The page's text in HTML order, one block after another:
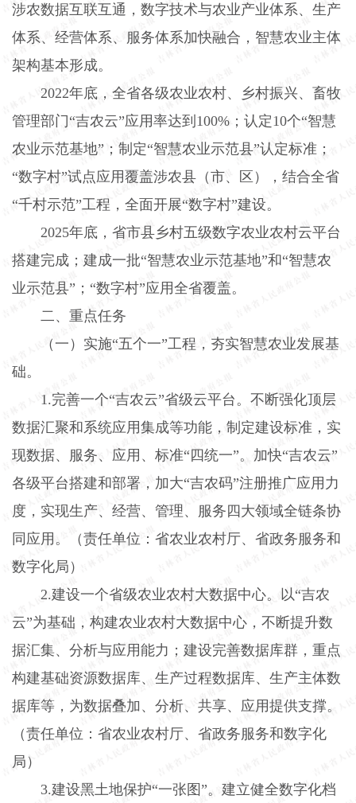
涉农数据互联互通，数字技术与农业产业体系、生产
体系、经营体系、服务体系加快融合，智慧农业主体
架构基本形成。
2022年底，全省各级农业农村、乡村振兴、畜牧
管理部门“吉农云”应用率达到 100% ；认定10个“智慧
农业示范基地”；制定“智慧农业示范县”认定标准；
“数字村”试点应用覆盖涉农县（市、区），结合全省
“千村示范”工程，全面开展“数字村”建设。
2025年底，省市县乡村五级数字农业农村云平台
搭建完成；建成一批“智慧农业示范基地”和“智慧农
业示范县”；“数字村”应用全省覆盖。
二、重点任务
（一）实施“五个一”工程，夯实智慧农业发展基
础。
1.完善一个“吉农云”省级云平台。不断强化顶层
数据汇聚和系统应用集成等功能，制定建设标准，实
现数据、服务、应用、标准“四统一”。加快“吉农云”
各级平台搭建和部署，加大“吉农码”注册推广应用力
度，实现生产、经营、管理、服务四大领域全链条协
同应用。（责任单位：省农业农村厅、省政务服务和
数字化局）
2.建设一个省级农业农村大数据中心。以“吉农
云”为基础，构建农业农村大数据中心，不断提升数
据汇集、分析与应用能力；建设完善数据库群，重点
构建基础资源数据库、生产过程数据库、生产主体数
据库等，为数据叠加、分析、共享、应用提供支撑。
（责任单位：省农业农村厅、省政务服务和数字化
局）
3.建设黑土地保护“一张图”。建立健全数字化档